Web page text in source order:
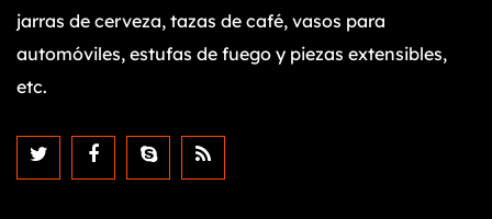
jarras de cerveza, tazas de café, vasos para
automóviles, estufas de fuego y piezas extensibles,
etc.